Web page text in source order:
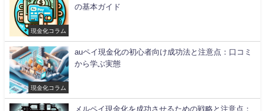
現金化コラム
の基本ガイド
現金化コラム
auペイ現金化の初心者向け成功法と注意点：口コミ
から学ぶ実態
メルペイ現金化を成功させるための戦略と注意点：